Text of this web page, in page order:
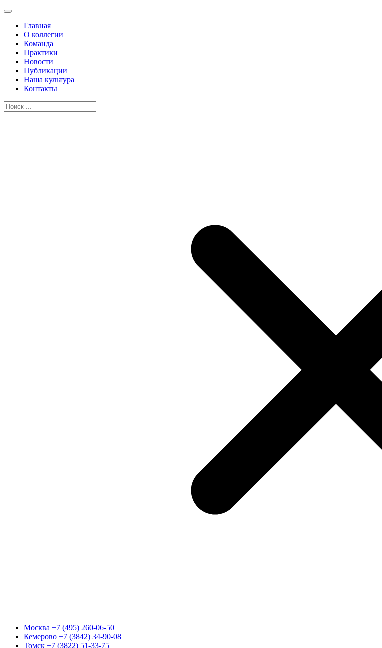
Главная
О коллегии
Команда
Практики
Новости
Публикации
Наша культура
Контакты
Москва +7 (495) 260-06-50
Кемерово +7 (3842) 34-90-08
Томск +7 (3822) 51-33-75